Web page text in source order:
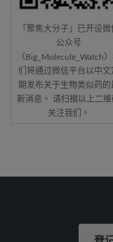
「聚焦大分子」已开设微
公众号
（Big_Molecule_Watch
们将通过微信平台以中文
期发布关于生物类似药的
新消息。 请扫描以上二维
关注我们。